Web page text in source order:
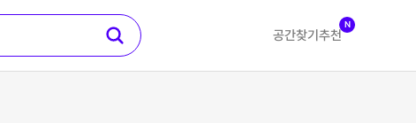
공간찾기 추천
N